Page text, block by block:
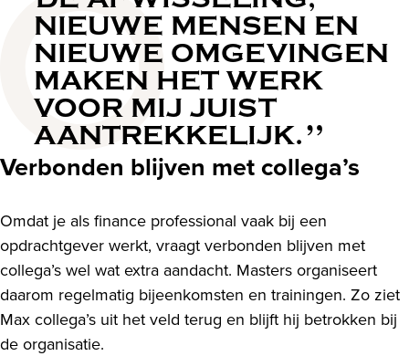
NIEUWE MENSEN EN
NIEUWE OMGEVINGEN
MAKEN HET WERK
VOOR MIJ JUIST
AANTREKKELIJK.
Verbonden blijven met collega’s
Omdat je als finance professional vaak bij een
opdrachtgever werkt, vraagt verbonden blijven met
collega’s wel wat extra aandacht. Masters organiseert
daarom regelmatig bijeenkomsten en trainingen. Zo ziet
Max collega’s uit het veld terug en blijft hij betrokken bij
de organisatie.